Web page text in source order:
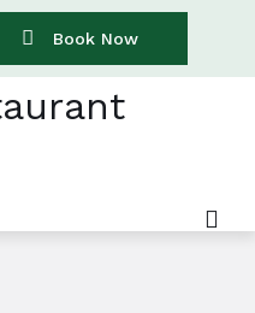
Book Now